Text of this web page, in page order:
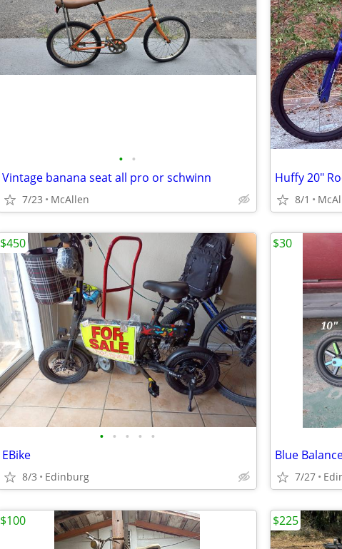
• •
Vintage banana seat all pro or schwinn
7/23 McAllen
Huffy 20"
8/1
• • • • •
EBike
8/3 Edinburg
$450
Blue
7/27
$30
$100 $225